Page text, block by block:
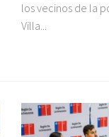
los vecinos de la
Villa...